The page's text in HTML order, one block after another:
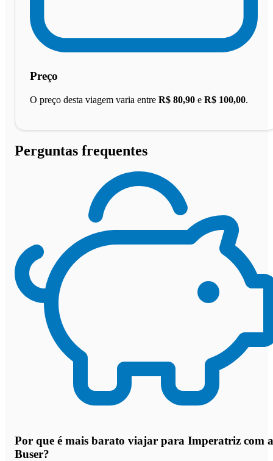
Preço
O preço desta viagem varia entre R$ 80,90 e R$ 100,00.
Perguntas frequentes
Por que é mais barato viajar para Imperatriz com a
Buser?